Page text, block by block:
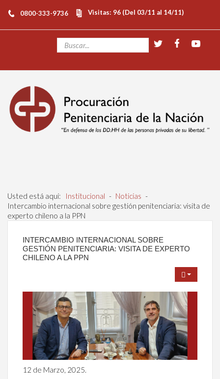
0800-333-9736 Visitas: 96 (Del 03/11 al 14/11)
Usted está aquí: Institucional - Noticias -
Intercambio internacional sobre gestión penitenciaria: visita de
experto chileno a la PPN
INTERCAMBIO INTERNACIONAL SOBRE
GESTIÓN PENITENCIARIA: VISITA DE EXPERTO
CHILENO A LA PPN
12 de Marzo, 2025.